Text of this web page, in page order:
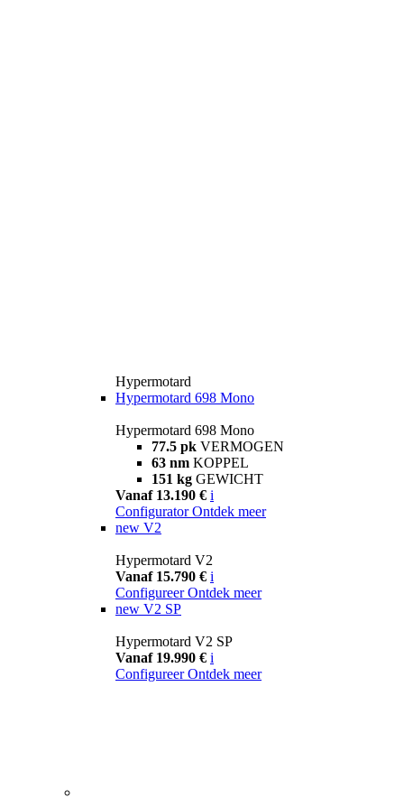
Hypermotard
Hypermotard 698 Mono
Hypermotard 698 Mono
77.5 pk VERMOGEN
63 nm KOPPEL
151 kg GEWICHT
Vanaf 13.190 € i
Configurator Ontdek meer
new V2
Hypermotard V2
Vanaf 15.790 € i
Configureer Ontdek meer
new V2 SP
Hypermotard V2 SP
Vanaf 19.990 € i
Configureer Ontdek meer